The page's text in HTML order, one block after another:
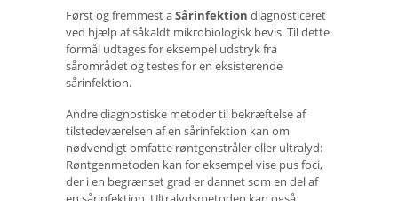
Først og fremmest aSårinfektion diagnosticeret
ved hjælp af såkaldt mikrobiologisk bevis. Til dette
formål udtages for eksempel udstryk fra
sårområdet og testes for en eksisterende
sårinfektion.
Andre diagnostiske metoder til bekræftelse af
tilstedeværelsen af ​​en sårinfektion kan om
nødvendigt omfatte røntgenstråler eller ultralyd:
Røntgenmetoden kan for eksempel vise pus foci,
der i en begrænset grad er dannet som en del af